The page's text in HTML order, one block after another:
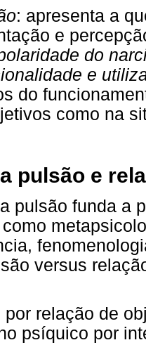
: apresenta a
e
do
e
do
como na
pulsão e
pulsão funda a
versus
por relação de
psíquico por